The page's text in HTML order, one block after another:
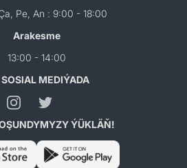
Pe, An : 9:00 - 18:00
Arakesme
13:00 - 14:00
SOSIAL MEDIÝADA
ÝÜKLÄŇ!